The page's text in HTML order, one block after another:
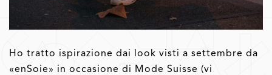
Ho tratto ispirazione dai look visti a settembre da
«enSoie» in occasione di Mode Suisse (vi